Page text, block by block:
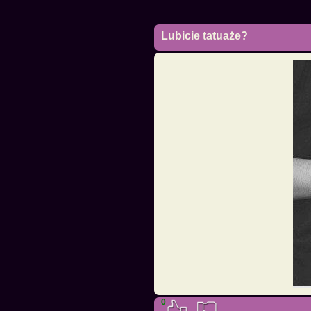
Lubicie tatuaże?
0